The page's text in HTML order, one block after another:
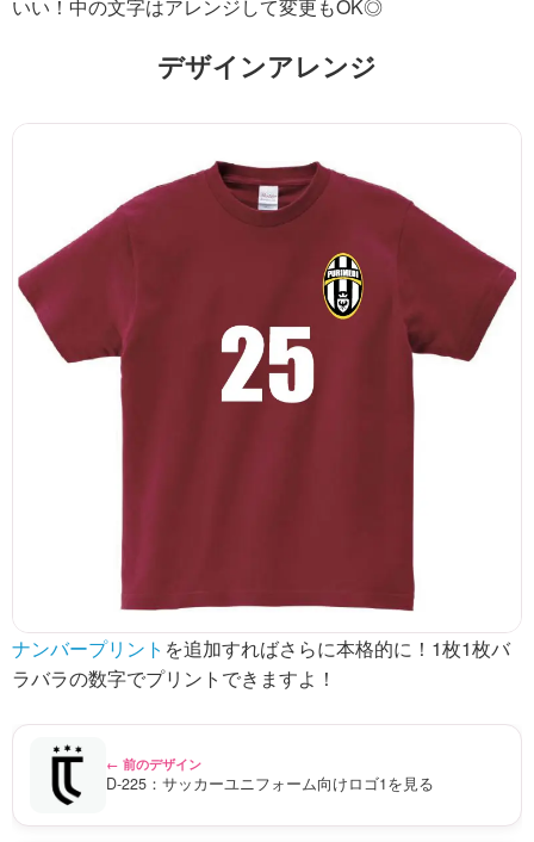
いい！中の文字はアレンジして変更もOK◎
デザインアレンジ
ナンバープリント を追加すればさらに本格的に！1枚1枚バ
ラバラの数字でプリントできますよ！
← 前のデザイン
D-225：サッカーユニフォーム向けロゴ1を見る